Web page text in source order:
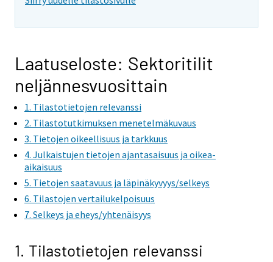
Laatuseloste: Sektoritilit
neljännesvuosittain
1. Tilastotietojen relevanssi
2. Tilastotutkimuksen menetelmäkuvaus
3. Tietojen oikeellisuus ja tarkkuus
4. Julkaistujen tietojen ajantasaisuus ja oikea-
aikaisuus
5. Tietojen saatavuus ja läpinäkyvyys/selkeys
6. Tilastojen vertailukelpoisuus
7. Selkeys ja eheys/yhtenäisyys
1. Tilastotietojen relevanssi